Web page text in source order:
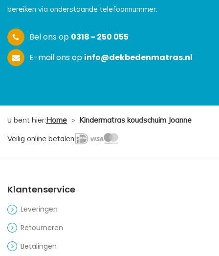
bereiken via onderstaande telefoonnummer.
Bel ons op 0318 - 250 055
E-mail ons op info@dekbedenmatras.nl
U bent hier:Home > Kindermatras koudschuim Joanne
Veilig online betalen
Klantenservice
Leveringen
Retourneren
Betalingen